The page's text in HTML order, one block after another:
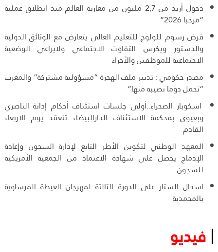
دخول أزيد من 2,7 مليون من مغاربة العالم منذ انطلاق عملية
“مرحبا 2026”
فرض رسوم للولوج للتعليم العالي يتعارض مع الوثائق الدولية
والدستور ويكرس التفاوت الاجتماعي ولايراعي الوضعية
الاجتماعية للموظفين والأجراء
مصدر حكومي : تدبير ملف الهجرة “مسؤولية مشتركة” والمغرب
“تحمل دوما نصيبه منها”
اسكوبار الصحراء..أولى جلسات استئناف أحكام إدانة الناصري
وبعيوي بمحكمة الاستئناف الدارالبيضاء تنعقد يوم الاربعاء
القادم
المعهد الوطني لتكوين الأطر التابع لإدارة السجون وإعادة
الإدماج يحصل على شهادة الاعتماد من الجمعية الأمريكية
للسجون
اسدال الستار على الدورة الثالثة لمهرجان العيطة المرساوية
بالمحمدية
فيديو